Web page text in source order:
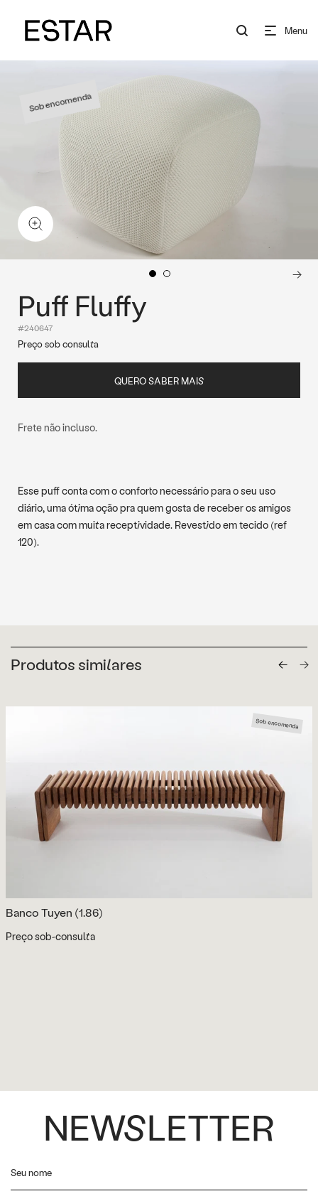
Menu
Sob encomenda
Puff Fluffy
#240647
Preço sob consulta
QUERO SABER MAIS
Frete não incluso.
Esse puff conta com o conforto necessário para o seu uso
diário, uma ótima oção pra quem gosta de receber os amigos
em casa com muita receptividade. Revestido em tecido (ref
120).
Produtos similares
Sob encomenda
Banco Tuyen (1.86)
Preço sob-consulta
NEWSLETTER